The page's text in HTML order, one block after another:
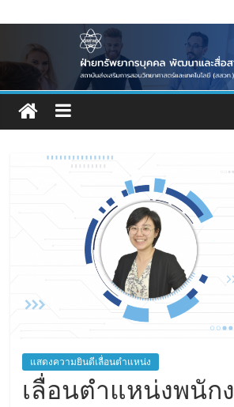
แสดงความยินดีเลื่อนตำแหน่ง
เลื่อนตำแหน่งพนัก